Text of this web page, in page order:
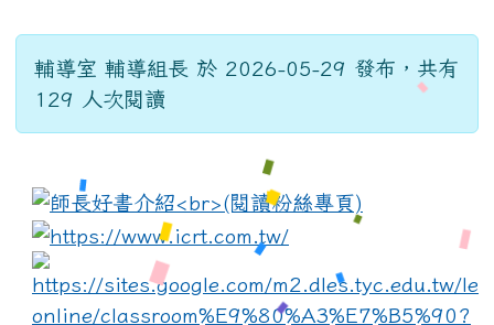
輔導室 輔導組長 於 2026-05-29 發布，共有
129 人次閱讀
link to https://